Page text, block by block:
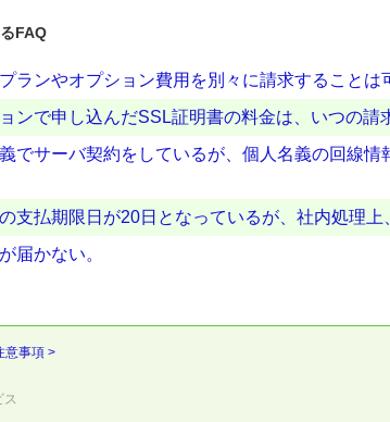
FAQ
ランやオプション費用を別々に請求することは
ンで申し込んだSSL証明書の料金は、いつの請
でサーバ契約をしているが、個人名義の回線情
支払期限日が20日となっているが、社内処理上
届かない。
意事項 >
ス